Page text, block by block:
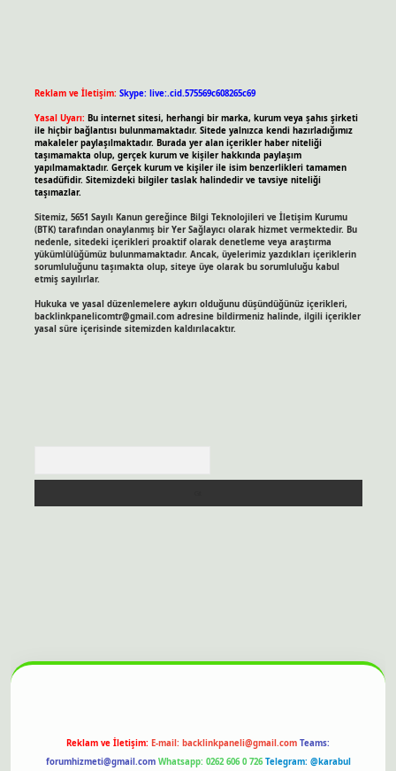
Reklam ve İletişim: Skype: live:.cid.575569c608265c69
Yasal Uyarı: Bu internet sitesi, herhangi bir marka, kurum veya şahıs şirketi
ile hiçbir bağlantısı bulunmamaktadır. Sitede yalnızca kendi hazırladığımız
makaleler paylaşılmaktadır. Burada yer alan içerikler haber niteliği
taşımamakta olup, gerçek kurum ve kişiler hakkında paylaşım
yapılmamaktadır. Gerçek kurum ve kişiler ile isim benzerlikleri tamamen
tesadüfidir. Sitemizdeki bilgiler taslak halindedir ve tavsiye niteliği
taşımazlar.
Sitemiz, 5651 Sayılı Kanun gereğince Bilgi Teknolojileri ve İletişim Kurumu
(BTK) tarafından onaylanmış bir Yer Sağlayıcı olarak hizmet vermektedir. Bu
nedenle, sitedeki içerikleri proaktif olarak denetleme veya araştırma
yükümlülüğümüz bulunmamaktadır. Ancak, üyelerimiz yazdıkları içeriklerin
sorumluluğunu taşımakta olup, siteye üye olarak bu sorumluluğu kabul
etmiş sayılırlar.
Hukuka ve yasal düzenlemelere aykırı olduğunu düşündüğünüz içerikleri,
backlinkpanelicomtr@gmail.comadresine bildirmeniz halinde, ilgili içerikler
yasal süre içerisinde sitemizden kaldırılacaktır.
Reklam ve İletişim: E-mail: backlinkpaneli@gmail.com Teams:
forumhizmeti@gmail.com Whatsapp: 0262 606 0 726 Telegram: @karabul